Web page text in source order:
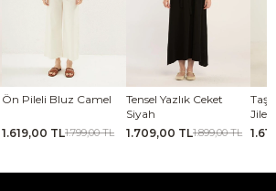
Ön Pileli Bluz Camel
1.619,00 TL1.799,00 TL
Tensel Yazlık Ceket
Siyah
1.709,00 TL1.899,00 TL
Jile